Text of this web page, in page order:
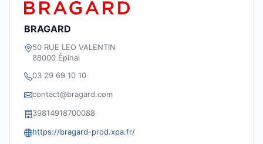
BRAGARD
50 RUE LEO VALENTIN
88000 Épinal
03 29 69 10 10
contact@bragard.com
39814918700088
https://bragard-prod.xpa.fr/